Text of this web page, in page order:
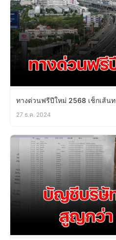
ทางด่วนฟรีปีใหม่ 2568 เช็กเส้น
27 ธ.ค. 2024